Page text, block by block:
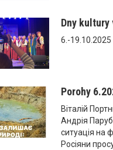
Dny
6.-19.10.2025
Porohy
Віталій
Андрія
ситуація на
Росіяни